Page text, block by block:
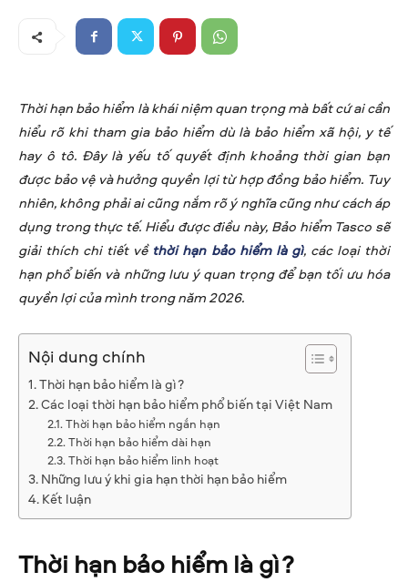
Thời hạn bảo hiểm là khái niệm quan trọng mà bất cứ ai cần
hiểu rõ khi tham gia bảo hiểm dù là bảo hiểm xã hội, y tế
hay ô tô. Đây là yếu tố quyết định khoảng thời gian bạn
được bảo vệ và hưởng quyền lợi từ hợp đồng bảo hiểm. Tuy
nhiên, không phải ai cũng nắm rõ ý nghĩa cũng như cách áp
dụng trong thực tế. Hiểu được điều này, Bảo hiểm Tasco sẽ
giải thích chi tiết về thời hạn bảo hiểm là gì, các loại thời
hạn phổ biến và những lưu ý quan trọng để bạn tối ưu hóa
quyền lợi của mình trong năm 2026.
Nội dung chính
Thời hạn bảo hiểm là gì?
Các loại thời hạn bảo hiểm phổ biến tại Việt Nam
Thời hạn bảo hiểm ngắn hạn
Thời hạn bảo hiểm dài hạn
Thời hạn bảo hiểm linh hoạt
Những lưu ý khi gia hạn thời hạn bảo hiểm
Kết luận
Thời hạn bảo hiểm là gì?